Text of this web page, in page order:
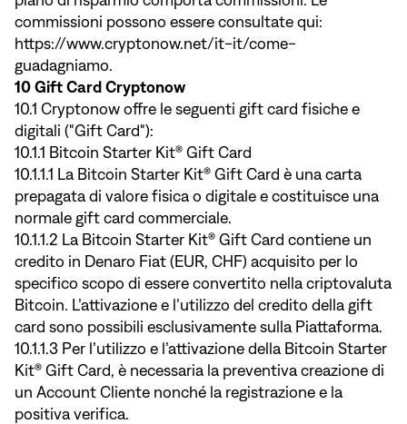
commissioni possono essere consultate qui:
https://www.cryptonow.net/it-it/come-
guadagniamo.
10 Gift Card Cryptonow
10.1 Cryptonow offre le seguenti gift card fisiche e
digitali ("Gift Card"):
10.1.1 Bitcoin Starter Kit® Gift Card
10.1.1.1 La Bitcoin Starter Kit® Gift Card è una carta
prepagata di valore fisica o digitale e costituisce una
normale gift card commerciale.
10.1.1.2 La Bitcoin Starter Kit® Gift Card contiene un
credito in Denaro Fiat (EUR, CHF) acquisito per lo
specifico scopo di essere convertito nella criptovaluta
Bitcoin. L’attivazione e l’utilizzo del credito della gift
card sono possibili esclusivamente sulla Piattaforma.
10.1.1.3 Per l’utilizzo e l’attivazione della Bitcoin Starter
Kit® Gift Card, è necessaria la preventiva creazione di
un Account Cliente nonché la registrazione e la
positiva verifica.